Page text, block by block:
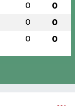
0 0
0 0
0 0